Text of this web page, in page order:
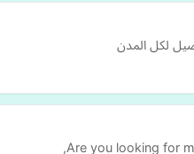
لكل المدن
Are you looking for